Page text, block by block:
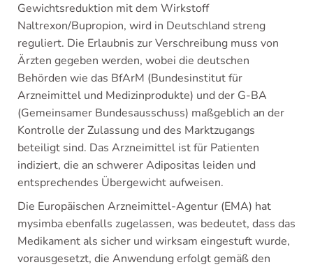
Gewichtsreduktion mit dem Wirkstoff
Naltrexon/Bupropion, wird in Deutschland streng
reguliert. Die Erlaubnis zur Verschreibung muss von
Ärzten gegeben werden, wobei die deutschen
Behörden wie das BfArM (Bundesinstitut für
Arzneimittel und Medizinprodukte) und der G-BA
(Gemeinsamer Bundesausschuss) maßgeblich an der
Kontrolle der Zulassung und des Marktzugangs
beteiligt sind. Das Arzneimittel ist für Patienten
indiziert, die an schwerer Adipositas leiden und
entsprechendes Übergewicht aufweisen.
Die Europäischen Arzneimittel-Agentur (EMA) hat
mysimba ebenfalls zugelassen, was bedeutet, dass das
Medikament als sicher und wirksam eingestuft wurde,
vorausgesetzt, die Anwendung erfolgt gemäß den